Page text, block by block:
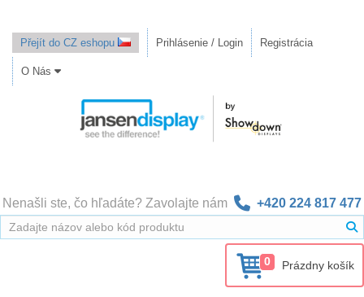
Přejít do CZ eshopu Prihlásenie / Login Registrácia
O Nás
Nenašli ste, čo hľadáte? Zavolajte nám +420 224 817 477
0 Prázdny košík